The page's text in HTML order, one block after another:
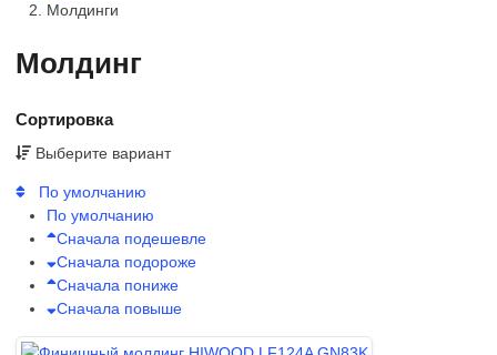
Молдинги
Молдинг
Сортировка
Выберите вариант
По умолчанию
По умолчанию
Сначала подешевле
Сначала подороже
Сначала пониже
Сначала повыше